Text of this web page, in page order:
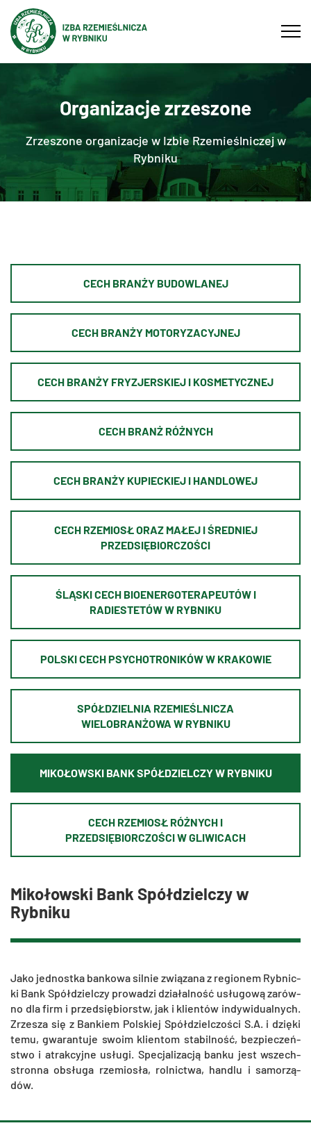
Organizacje zrzeszone
Zrzeszone organizacje w Izbie Rzemieślniczej w
Rybniku
Mikołowski Bank Spółdzielczy w
Rybniku
Jako jed­nost­ka ban­ko­wa sil­nie zwią­za­na z re­gio­nem Ryb­nic­
ki Bank Spół­dziel­czy pro­wa­dzi dzia­łal­ność usłu­go­wą za­rów­
no dla firm i przed­się­biorstw, jak i klien­tów in­dy­wi­du­al­nych.
Zrze­sza się z Ban­kiem Pol­skiej Spół­dziel­czo­ści S.A. i dzię­ki
temu, gwa­ran­tu­je swoim klien­tom sta­bil­ność, bez­pie­czeń­
stwo i atrak­cyj­ne usłu­gi. Spe­cja­li­za­cją banku jest wszech­
stron­na ob­słu­ga rze­mio­sła, rol­nic­twa, han­dlu i sa­mo­rzą­
dów.
CECH BRANŻY BUDOWLANEJ
CECH BRANŻY MOTORYZACYJNEJ
CECH BRANŻY FRYZJERSKIEJ I KOSMETYCZNEJ
CECH BRANŻ RÓŻNYCH
CECH BRANŻY KUPIECKIEJ I HANDLOWEJ
CECH RZEMIOSŁ ORAZ MAŁEJ I ŚREDNIEJ
PRZEDSIĘBIORCZOŚCI
ŚLĄSKI CECH BIOENERGOTERAPEUTÓW I
RADIESTETÓW W RYBNIKU
POLSKI CECH PSYCHOTRONIKÓW W KRAKOWIE
SPÓŁDZIELNIA RZEMIEŚLNICZA
WIELOBRANŻOWA W RYBNIKU
MIKOŁOWSKI BANK SPÓŁDZIELCZY W RYBNIKU
CECH RZEMIOSŁ RÓŻNYCH I
PRZEDSIĘBIORCZOŚCI W GLIWICACH